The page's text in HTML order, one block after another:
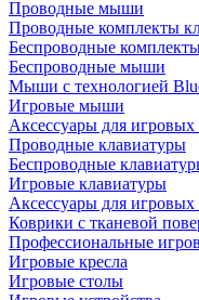
Проводные мыши
Проводные комплекты
Беспроводные
Беспроводные мыши
Мыши с технологией
Игровые мыши
Аксессуары для
Проводные клавиатуры
Беспроводные
Игровые клавиатуры
Аксессуары для игровых
Коврики с тканевой
Профессиональные
Игровые кресла
Игровые столы